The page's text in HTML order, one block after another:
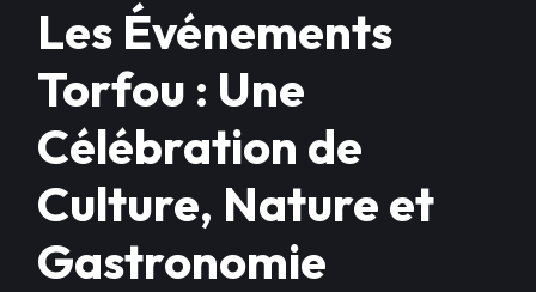
Les Événements
Torfou : Une
Célébration de
Culture, Nature et
Gastronomie